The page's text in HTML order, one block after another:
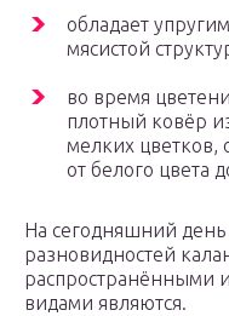
обладает
мясистой
во время
плотный ковёр
мелких цветков,
от белого цвета
На сегодняшний день
разновидностей
распространёнными
видами являются.